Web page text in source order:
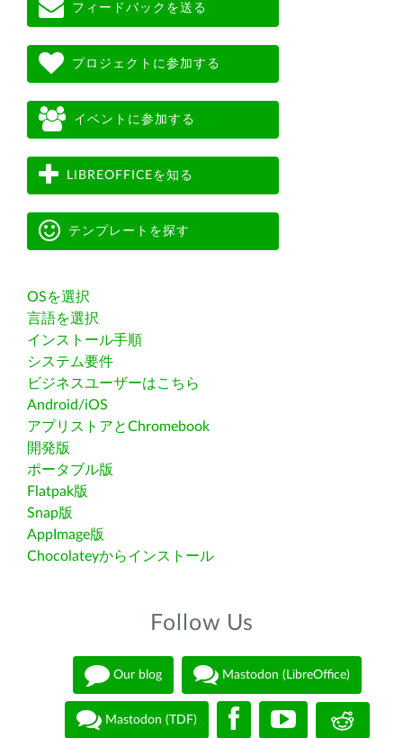
フィードバックを送る
プロジェクトに参加する
イベントに参加する
LIBREOFFICEを知る
テンプレートを探す
OSを選択
言語を選択
インストール手順
システム要件
ビジネスユーザーはこちら
Android/iOS
アプリストアとChromebook
開発版
ポータブル版
Flatpak版
Snap版
AppImage版
Chocolateyからインストール
Follow Us
Our blog Mastodon (LibreOffice)
Mastodon (TDF)